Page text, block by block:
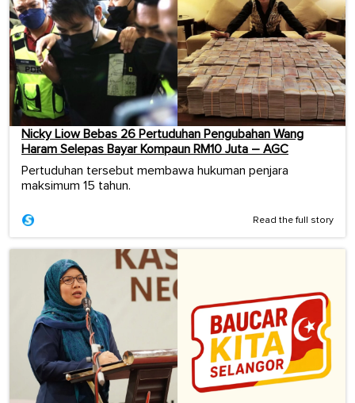
Nicky Liow Bebas 26 Pertuduhan Pengubahan Wang
Haram Selepas Bayar Kompaun RM10 Juta – AGC
Pertuduhan tersebut membawa hukuman penjara
maksimum 15 tahun.
Read the full story